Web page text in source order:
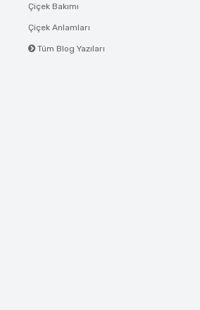
Çiçek Bakımı
Çiçek Anlamları
Tüm Blog Yazıları